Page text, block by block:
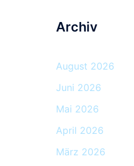
Archiv
August 2026
Juni 2026
Mai 2026
April 2026
März 2026